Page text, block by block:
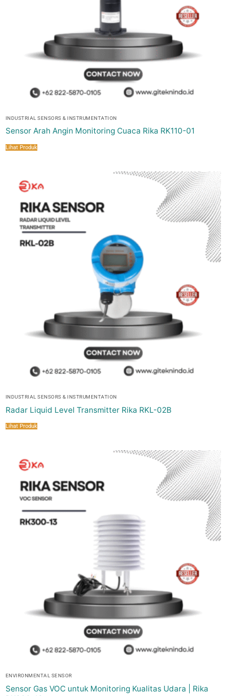
INDUSTRIAL SENSORS & INSTRUMENTATION
Sensor Arah Angin Monitoring Cuaca Rika RK110-01
Lihat Produk
INDUSTRIAL SENSORS & INSTRUMENTATION
Radar Liquid Level Transmitter Rika RKL-02B
Lihat Produk
ENVIRONMENTAL SENSOR
Sensor Gas VOC untuk Monitoring Kualitas Udara | Rika